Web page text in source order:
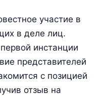
участие в
в деле лиц.
инстанции
представителей
с позицией
отзыв на